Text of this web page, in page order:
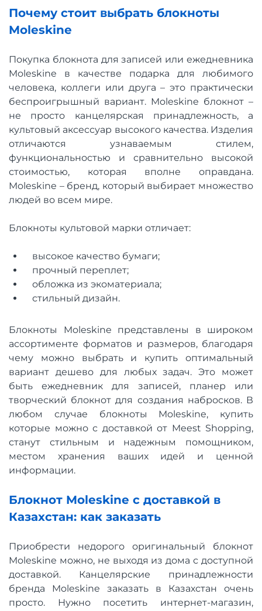
Почему стоит выбрать блокноты
Moleskine
Покупка блокнота для записей или ежедневника
Moleskine в качестве подарка для любимого
человека, коллеги или друга – это практически
беспроигрышный вариант. Moleskine блокнот –
не просто канцелярская принадлежность, а
культовый аксессуар высокого качества. Изделия
отличаются узнаваемым стилем,
функциональностью и сравнительно высокой
стоимостью, которая вполне оправдана.
Moleskine – бренд, который выбирает множество
людей во всем мире.
Блокноты культовой марки отличает:
высокое качество бумаги;
прочный переплет;
обложка из экоматериала;
стильный дизайн.
Блокноты Moleskine представлены в широком
ассортименте форматов и размеров, благодаря
чему можно выбрать и купить оптимальный
вариант дешево для любых задач. Это может
быть ежедневник для записей, планер или
творческий блокнот для создания набросков. В
любом случае блокноты Moleskine, купить
которые можно с доставкой от Meest Shopping,
станут стильным и надежным помощником,
местом хранения ваших идей и ценной
информации.
Блокнот Moleskine с доставкой в
Казахстан: как заказать
Приобрести недорого оригинальный блокнот
Moleskine можно, не выходя из дома с доступной
доставкой. Канцелярские принадлежности
бренда Moleskine заказать в Казахстан очень
просто. Нужно посетить интернет-магазин,